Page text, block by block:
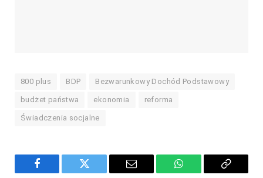
800 plus BDP Bezwarunkowy Dochód Podstawowy
budżet państwa ekonomia reforma
Świadczenia socjalne
Facebook Twitter Email WhatsAppCopy